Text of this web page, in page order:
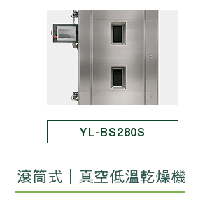
YL-BS280S
滾筒式｜真空低溫乾燥機